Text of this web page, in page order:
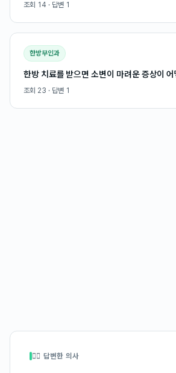
조회 14 · 답변 1
한방부인과
한방 치료를 받으면 소변이 마려운 증상이
조회 23 · 답변 1
👩‍⚕️ 답변한 의사